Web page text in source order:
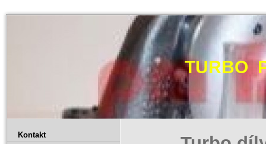
TURBO
Kontakt